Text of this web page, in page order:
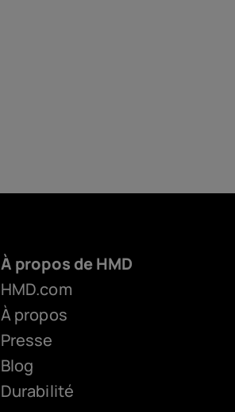
À propos de HMD
HMD.com
À propos
Presse
Blog
Durabilité